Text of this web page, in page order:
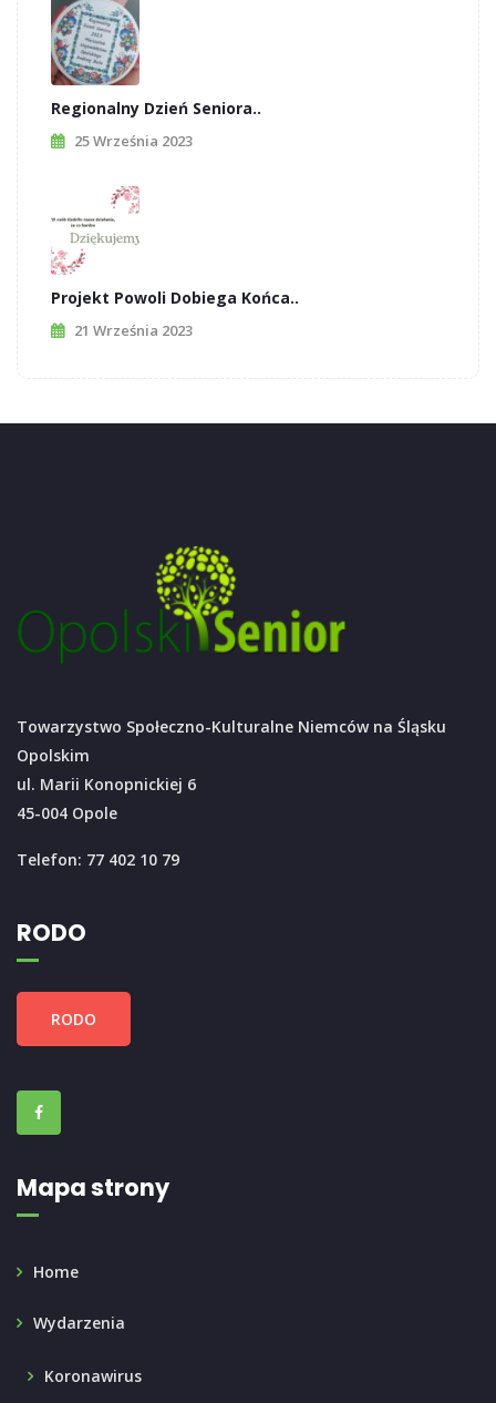
Regionalny Dzień Seniora..
25 Września 2023
Projekt Powoli Dobiega Końca..
21 Września 2023
Towarzystwo Społeczno-Kulturalne Niemców na Śląsku
Opolskim
ul. Marii Konopnickiej 6
45-004 Opole
Telefon: 77 402 10 79
RODO
RODO
Mapa strony
Home
Wydarzenia
Koronawirus